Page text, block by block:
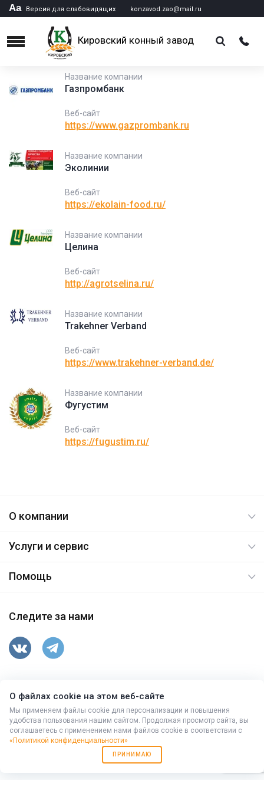
Аа Версия для слабовидящих konzavod.zao@mail.ru
Menu Кировский конный завод
Название компании
Газпромбанк
Веб-сайт
https://www.gazprombank.ru
Название компании
Эколинии
Веб-сайт
https://ekolain-food.ru/
Название компании
Целина
Веб-сайт
http://agrotselina.ru/
Название компании
Trakehner Verband
Веб-сайт
https://www.trakehner-verband.de/
Название компании
Фугустим
Веб-сайт
https://fugustim.ru/
О компании
Услуги и сервис
Помощь
Следите за нами
ул.Гусева,15
© 2026. Все права защищены.
+7 (86371) 9-43-10,(863) 333-94-78
Мибок: Универсальный корпоративный сайт с
О файлах cookie на этом веб-сайте
Мы применяем файлы cookie для персонализации и повышения
удобства пользования нашим сайтом. Продолжая просмотр сайта, вы
соглашаетесь с применением нами файлов cookie в соответствии с
«Политикой конфиденциальности»
ПРИНИМАЮ